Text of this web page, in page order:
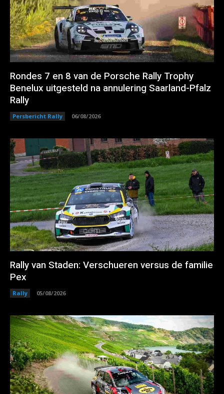
Rondes 7 en 8 van de Porsche Rally Trophy
Benelux uitgesteld na annulering Saarland-Pfalz
Rally
Persbericht Rally 06/08/2026
Rally van Staden: Verschueren versus de familie
Pex
Rally 05/08/2026